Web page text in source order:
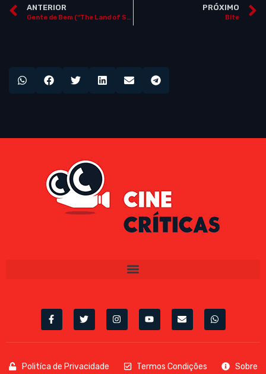
ANTERIOR
Gente de Bem (“The Land of Steady Habits”)
PRÓXIMO
Bite
Politíca de Privacidade Termos Condições Sobre